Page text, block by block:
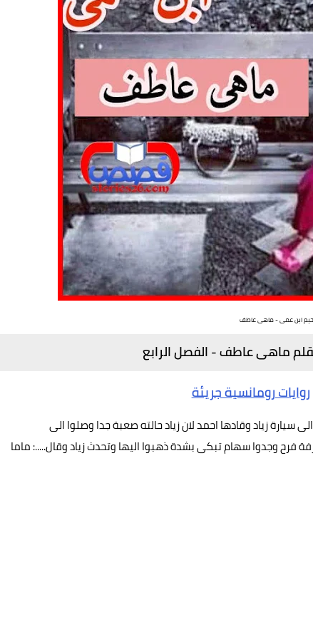
ابن عمى - ماهى عاطف
ماهى عاطف - الفصل الرابع
روايات رومانسية جريئة
زياد وقادها احمد لان زياد حالته صعبة جدا وصلوا الى
وجدوا سهام تبكى بشدة ذهبوا اليها وتحدث زياد وقال.....: ماما